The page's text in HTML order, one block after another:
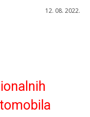
12. 08. 2022.